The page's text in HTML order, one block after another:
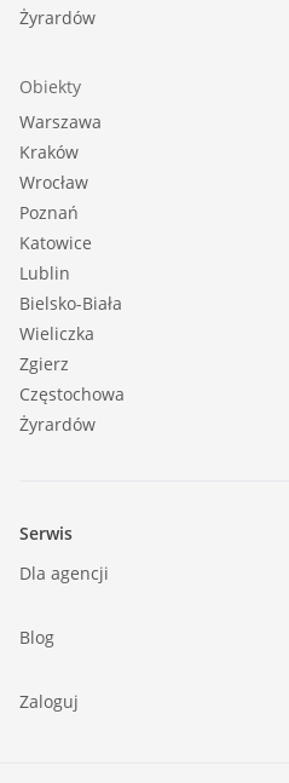
Żyrardów
Obiekty
Warszawa
Kraków
Wrocław
Poznań
Katowice
Lublin
Bielsko-Biała
Wieliczka
Zgierz
Częstochowa
Żyrardów
Serwis
Dla agencji
Blog
Zaloguj